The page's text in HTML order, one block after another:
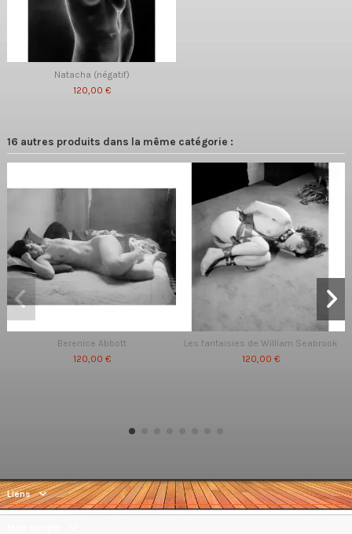
Natacha (négatif)
120,00 €
16 autres produits dans la même catégorie :
Berenice Abbott
120,00 €
Les fantaisies de William Seabrook
120,00 €
Liens